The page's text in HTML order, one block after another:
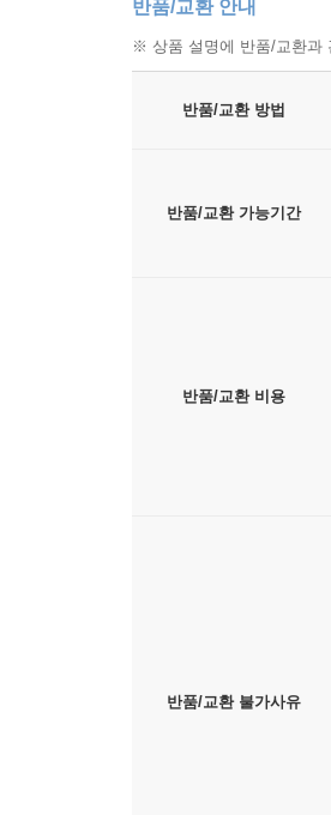
반품/교환 안내
※ 상품 설명에 반품/교환과
반품/교환 방법
반품/교환 가능기간
반품/교환 비용
반품/교환 불가사유